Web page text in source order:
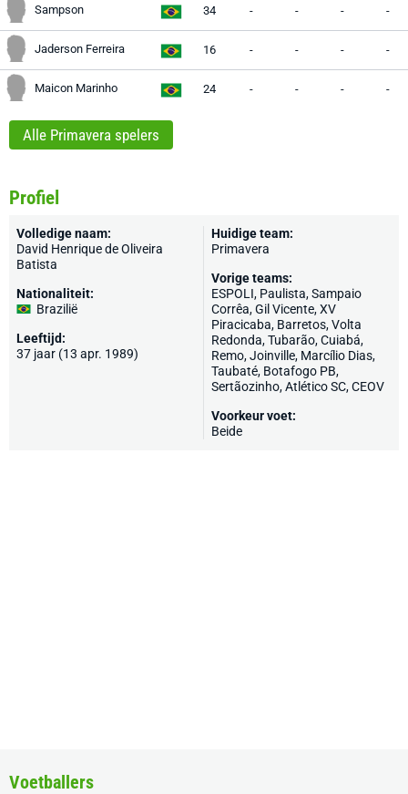
Sampson 34 - - - -
Jaderson Ferreira 16 - - - -
Maicon Marinho 24 - - - -
Alle Primavera spelers
Profiel
Volledige naam:
David Henrique de Oliveira
Batista
Nationaliteit:
Brazilië
Leeftijd:
37 jaar (13 apr. 1989)
Huidige team:
Primavera
Vorige teams:
ESPOLI, Paulista, Sampaio
Corrêa,Gil Vicente, XV
Piracicaba, Barretos, Volta
Redonda, Tubarão,Cuiabá,
Remo, Joinville, Marcílio Dias,
Taubaté, Botafogo PB,
Sertãozinho, Atlético SC, CEOV
Voorkeur voet:
Beide
Voetballers